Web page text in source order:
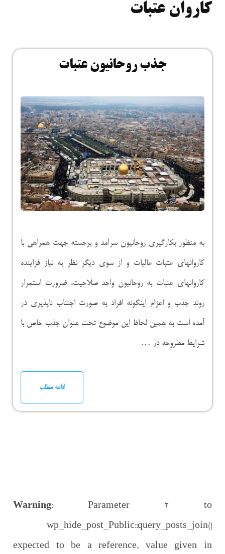
کاروان عتبات
جذب روحانیون عتبات
به منظور بکارگیری روحانیون سرآمد و برجسته جهت همراهی با
کاروانهای عتبات عالیات و از سوی دیگر نظر به نیاز فزاینده
کاروانهای عتبات به روحانیون واجد صلاحیت، ضرورت استمرار
روند جذب و اعزام اینگونه افراد به صورت اجتناب ناپذیری در
آمده است به همین لحاظ این موضوع تحت عنوان جذب خاص با
شرایط مطروحه در …
ادامه مطلب
Warning: Parameter 2 to
wp_hide_post_Public::query_posts_join()
expected to be a reference, value given in